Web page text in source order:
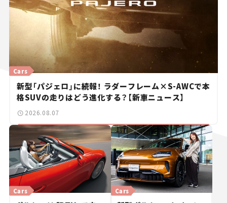
新型「パジェロ」に続報！ ラダーフレーム×S-AWCで本
格SUVの走りはどう進化する？【新車ニュース】
Cars
2026.08.07
Cars Cars